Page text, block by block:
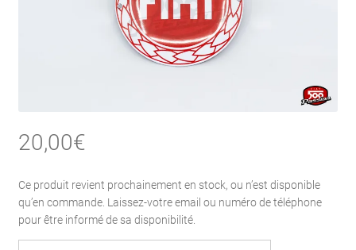
20,00€
Ce produit revient prochainement en stock, ou n’est disponible
qu’en commande. Laissez-votre email ou numéro de téléphone
pour être informé de sa disponibilité.